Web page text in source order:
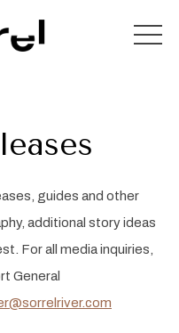
guides and other
additional story ideas
For all media inquiries,
General